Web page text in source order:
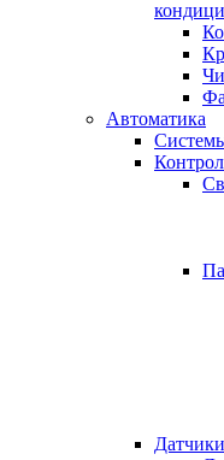
Автоматика
Датчики